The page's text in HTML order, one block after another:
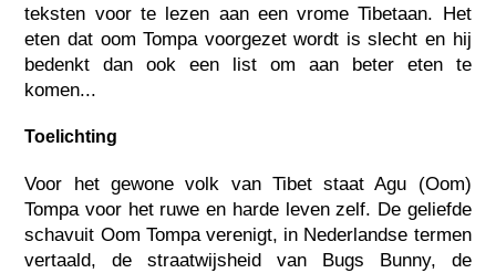
teksten voor te lezen aan een vrome Tibetaan. Het
eten dat oom Tompa voorgezet wordt is slecht en hij
bedenkt dan ook een list om aan beter eten te
komen...
Toelichting
Voor het gewone volk van Tibet staat Agu (Oom)
Tompa voor het ruwe en harde leven zelf. De geliefde
schavuit Oom Tompa verenigt, in Nederlandse termen
vertaald, de straatwijsheid van Bugs Bunny, de